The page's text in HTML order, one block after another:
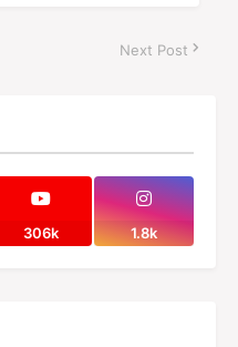
Next Post
306k 1.8k